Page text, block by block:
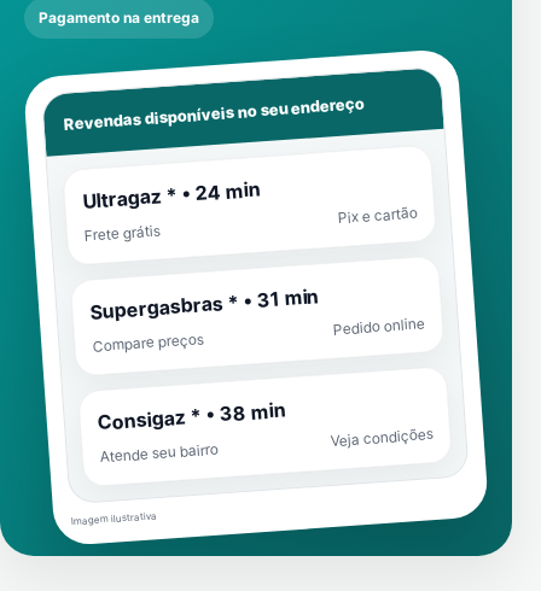
Pagamento na entrega
Revendas disponíveis no seu endereço
Ultragaz * • 24 min
Frete grátis
Pix e cartão
Supergasbras * • 31 min
Compare preços
Pedido online
Consigaz * • 38 min
Atende seu bairro
Veja condições
Imagem ilustrativa